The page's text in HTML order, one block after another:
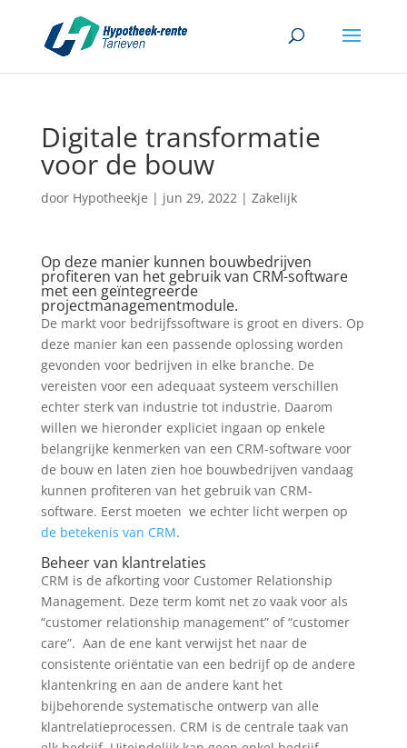
Digitale transformatie
voor de bouw
door Hypotheekje | jun 29, 2022| Zakelijk
Op deze manier kunnen bouwbedrijven
profiteren van het gebruik van CRM-software
met een geïntegreerde
projectmanagementmodule.
De markt voor bedrijfssoftware is groot en divers. Op
deze manier kan een passende oplossing worden
gevonden voor bedrijven in elke branche. De
vereisten voor een adequaat systeem verschillen
echter sterk van industrie tot industrie. Daarom
willen we hieronder expliciet ingaan op enkele
belangrijke kenmerken van een CRM-software voor
de bouw en laten zien hoe bouwbedrijven vandaag
kunnen profiteren van het gebruik van CRM-
software. Eerst moeten we echter licht werpen op
de betekenis van CRM.
Beheer van klantrelaties
CRM is de afkorting voor Customer Relationship
Management. Deze term komt net zo vaak voor als
“customer relationship management” of “customer
care”. Aan de ene kant verwijst het naar de
consistente oriëntatie van een bedrijf op de andere
klantenkring en aan de andere kant het
bijbehorende systematische ontwerp van alle
klantrelatieprocessen. CRM is de centrale taak van